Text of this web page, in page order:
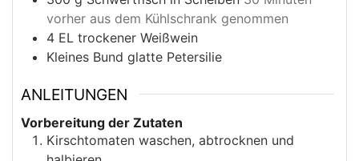
vorher aus dem Kühlschrank genommen
4 EL trockener Weißwein
Kleines Bund glatte Petersilie
ANLEITUNGEN
Vorbereitung der Zutaten
Kirschtomaten waschen, abtrocknen und